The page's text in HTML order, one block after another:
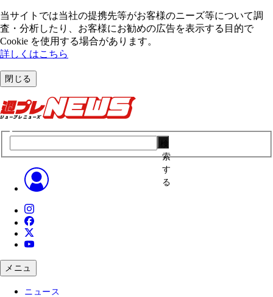
当サイトでは当社の提携先等がお客様のニーズ等について調
査・分析したり、お客様にお勧めの広告を表⽰する⽬的で
Cookie を使⽤する場合があります。
詳しくはこちら
閉じる
索
す
る
メニュ
ニュース